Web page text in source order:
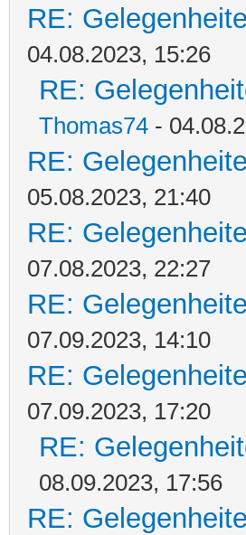
RE:
04.08.2023, 15:26
RE:
Thomas74 -
RE:
05.08.2023, 21:40
RE:
07.08.2023, 22:27
RE:
07.09.2023, 14:10
RE:
07.09.2023, 17:20
RE:
08.09.2023, 17:56
RE: